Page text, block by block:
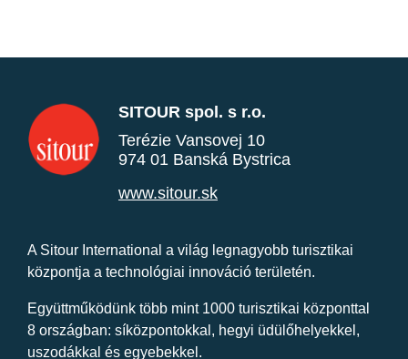
SITOUR spol. s r.o.
Terézie Vansovej 10
974 01 Banská Bystrica
www.sitour.sk
A Sitour International a világ legnagyobb turisztikai
központja a technológiai innováció területén.
Együttműködünk több mint 1000 turisztikai központtal
8 országban: síközpontokkal, hegyi üdülőhelyekkel,
uszodákkal és egyebekkel.